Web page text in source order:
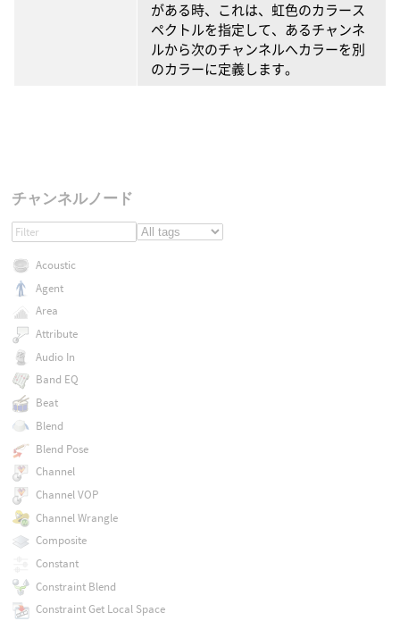
がある時、これは、虹色のカラース
ペクトルを指定して、あるチャンネ
ルから次のチャンネルへカラーを別
のカラーに定義します。
チャンネルノード
Acoustic
Agent
Area
Attribute
Audio In
Band EQ
Beat
Blend
Blend Pose
Channel
Channel VOP
Channel Wrangle
Composite
Constant
Constraint Blend
Constraint Get Local Space